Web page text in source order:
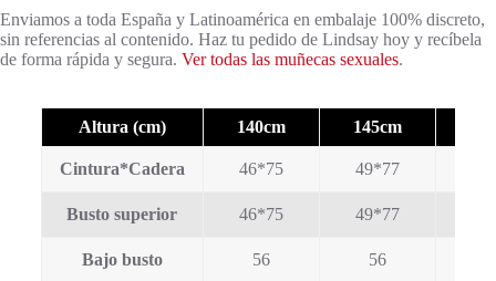
Enviamos a toda España y Latinoamérica en embalaje 100% discreto,
sin referencias al contenido. Haz tu pedido de Lindsay hoy y recíbela
de forma rápida y segura. Ver todas las muñecas sexuales.
Altura (cm) 140cm 145cm
Cintura*Cadera 46*75 49*77
Busto superior 46*75 49*77
Bajo busto 56 56